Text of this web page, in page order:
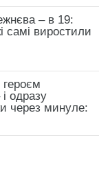
– в 19:
самі виростили
героєм
одразу
через минуле: